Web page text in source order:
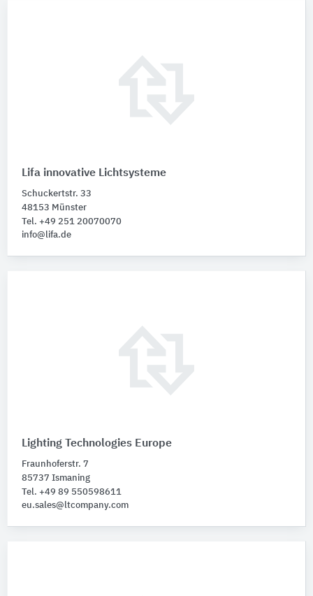
Lifa innovative Lichtsysteme
Schuckertstr. 33
48153 Münster
Tel. +49 251 20070070
info@lifa.de
Lighting Technologies Europe
Fraunhoferstr. 7
85737 Ismaning
Tel. +49 89 550598611
eu.sales@ltcompany.com